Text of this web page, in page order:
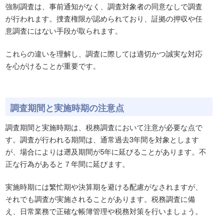
強制調査は、事前通知がなく、調査対象者の同意なしで調査
が行われます。捜査権限が認められており、証拠の押収や任
意調査にはない手段が取られます。
これらの違いを理解し、調査に際しては適切かつ誠実な対応
を心がけることが重要です。
調査期間と実施時期の注意点
調査期間と実施時期は、税務調査において注意が必要な点で
す。調査が行われる期間は、通常過去3年間を対象とします
が、場合によりは遡及期間が5年に延びることがあります。不
正な行為があると７年間に延びます。
実施時期には繁忙期や決算期を避ける配慮がなされますが、
それでも調査が実施されることがあります。税務調査に備
え、日常業務で正確な帳簿管理や税務対策を行いましょう。